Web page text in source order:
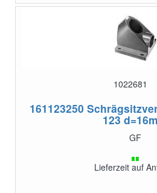
1022681
161123250
123
GF
Lieferzeit auf